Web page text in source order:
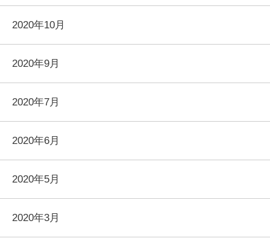
2020年10月
2020年9月
2020年7月
2020年6月
2020年5月
2020年3月